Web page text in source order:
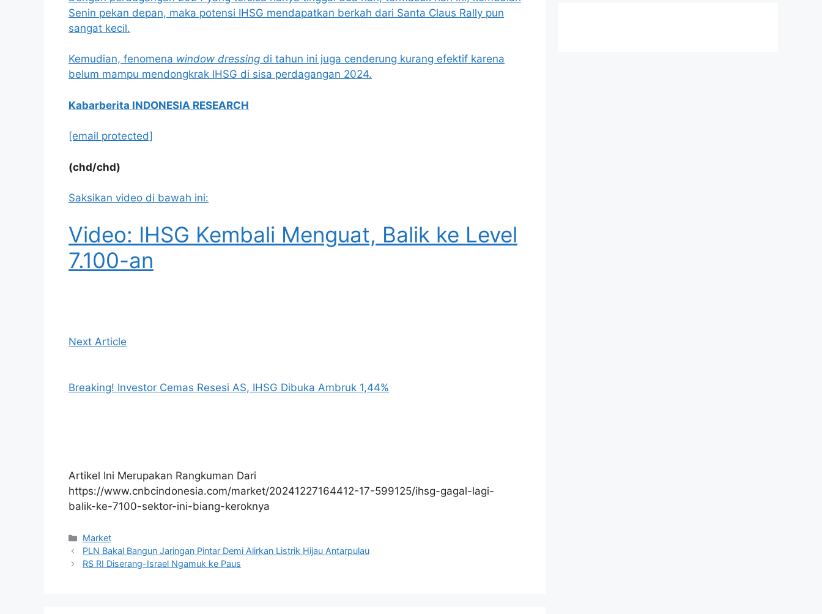
Senin pekan depan, maka potensi IHSG mendapatkan berkah dari Santa Claus Rally pun
sangat kecil.
Kemudian, fenomena window dressing di tahun ini juga cenderung kurang efektif karena
belum mampu mendongkrak IHSG di sisa perdagangan 2024.
Kabarberita INDONESIA RESEARCH
[email protected]
(chd/chd)
Saksikan video di bawah ini:
Video: IHSG Kembali Menguat, Balik ke Level
7.100-an
Next Article
Breaking! Investor Cemas Resesi AS, IHSG Dibuka Ambruk 1,44%
Artikel Ini Merupakan Rangkuman Dari
https://www.cnbcindonesia.com/market/20241227164412-17-599125/ihsg-gagal-lagi-
balik-ke-7100-sektor-ini-biang-keroknya
Kategori
Market
PLN Bakal Bangun Jaringan Pintar Demi Alirkan Listrik Hijau Antarpulau
RS RI Diserang-Israel Ngamuk ke Paus